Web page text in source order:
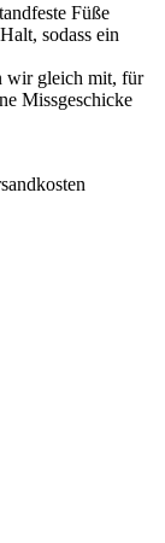
Füße
sodass ein
wir gleich mit, für
Missgeschicke